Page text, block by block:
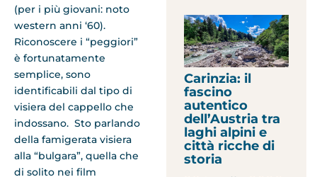
(per i più giovani: noto
western anni ‘60).
Riconoscere i “peggiori”
è fortunatamente
semplice, sono
identificabili dal tipo di
visiera del cappello che
indossano. Sto parlando
della famigerata visiera
alla “bulgara”, quella che
di solito nei film
Carinzia: il
fascino
autentico
dell’Austria tra
laghi alpini e
città ricche di
storia